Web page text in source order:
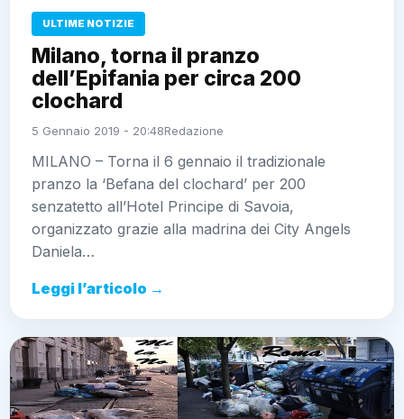
ULTIME NOTIZIE
Milano, torna il pranzo
dell’Epifania per circa 200
clochard
5 Gennaio 2019 - 20:48Redazione
MILANO – Torna il 6 gennaio il tradizionale
pranzo la ‘Befana del clochard’ per 200
senzatetto all’Hotel Principe di Savoia,
organizzato grazie alla madrina dei City Angels
Daniela…
Leggi l’articolo →